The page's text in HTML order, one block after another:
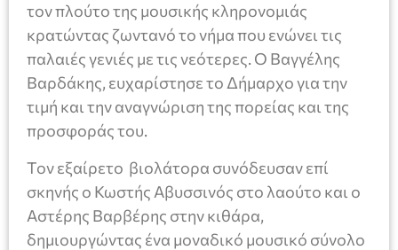
τον πλούτο της μουσικής κληρονομιάς
κρατώντας ζωντανό το νήμα που ενώνει τις
παλαιές γενιές με τις νεότερες. Ο Βαγγέλης
Βαρδάκης, ευχαρίστησε το Δήμαρχο για την
τιμή και την αναγνώριση της πορείας και της
προσφοράς του.
Τον εξαίρετο βιολάτορα συνόδευσαν επί
σκηνής ο Κωστής Αβυσσινός στο λαούτο και ο
Αστέρης Βαρβέρης στην κιθάρα,
δημιουργώντας ένα μοναδικό μουσικό σύνολο